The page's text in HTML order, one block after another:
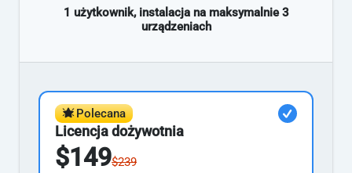
1 użytkownik, instalacja na maksymalnie 3
urządzeniach
Licencja dożywotnia
Polecana
$149$239